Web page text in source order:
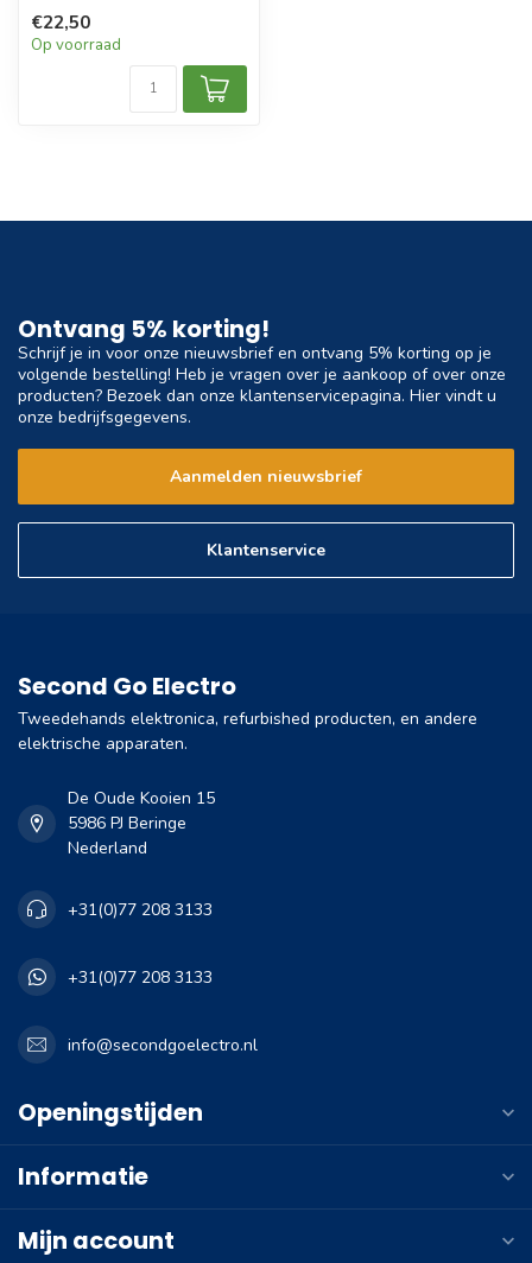
€22,50
Op voorraad
Ontvang 5% korting!
Schrijf je in voor onze nieuwsbrief en ontvang 5% korting op je
volgende bestelling! Heb je vragen over je aankoop of over onze
producten? Bezoek dan onze klantenservicepagina. Hier vindt u
onze bedrijfsgegevens.
Aanmelden nieuwsbrief
Klantenservice
Second Go Electro
Tweedehands elektronica, refurbished producten, en andere
elektrische apparaten.
De Oude Kooien 15
5986 PJ Beringe
Nederland
+31(0)77 208 3133
+31(0)77 208 3133
info@secondgoelectro.nl
Openingstijden
Informatie
Mijn account